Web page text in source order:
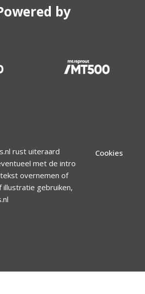
by
rust uiteraard
met de intro
overnemen of
gebruiken,
Cookies